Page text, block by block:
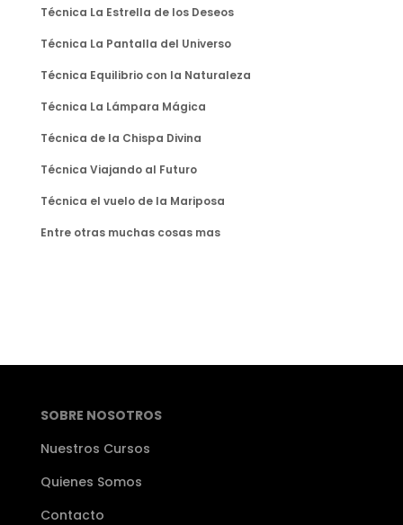
Técnica La Estrella de los Deseos
Técnica La Pantalla del Universo
Técnica Equilibrio con la Naturaleza
Técnica La Lámpara Mágica
Técnica de la Chispa Divina
Técnica Viajando al Futuro
Técnica el vuelo de la Mariposa
Entre otras muchas cosas mas
SOBRE NOSOTROS
Nuestros Cursos
Quienes Somos
Contacto